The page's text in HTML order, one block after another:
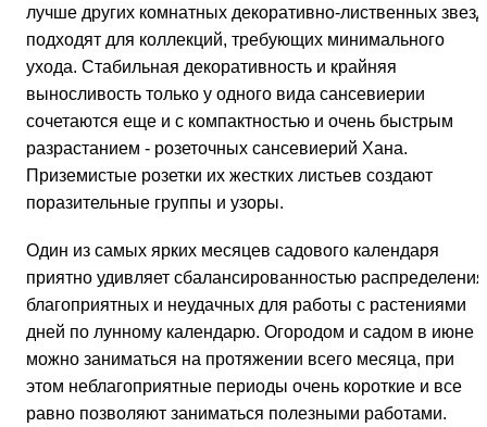
лучше других комнатных декоративно-лиственных звезд
подходят для коллекций, требующих минимального
ухода. Стабильная декоративность и крайняя
выносливость только у одного вида сансевиерии
сочетаются еще и с компактностью и очень быстрым
разрастанием - розеточных сансевиерий Хана.
Приземистые розетки их жестких листьев создают
поразительные группы и узоры.
Один из самых ярких месяцев садового календаря
приятно удивляет сбалансированностью распределения
благоприятных и неудачных для работы с растениями
дней по лунному календарю. Огородом и садом в июне
можно заниматься на протяжении всего месяца, при
этом неблагоприятные периоды очень короткие и все
равно позволяют заниматься полезными работами.